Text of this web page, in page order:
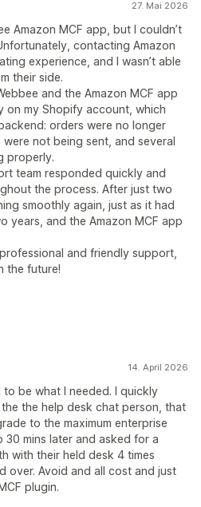
27. Mai 2026
Amazon MCF app, but I couldn’t
contacting Amazon
experience, and I wasn’t able
their side.
and the Amazon MCF app
on my Shopify account, which
orders were no longer
not being sent, and several
properly.
team responded quickly and
the process. After just two
smoothly again, just as it had
years, and the Amazon MCF app
professional and friendly support,
the future!
14. April 2026
to be what I needed. I quickly
the help desk chat person, that
to the maximum enterprise
30 mins later and asked for a
with their held desk 4 times
over. Avoid and all cost and just
plugin.